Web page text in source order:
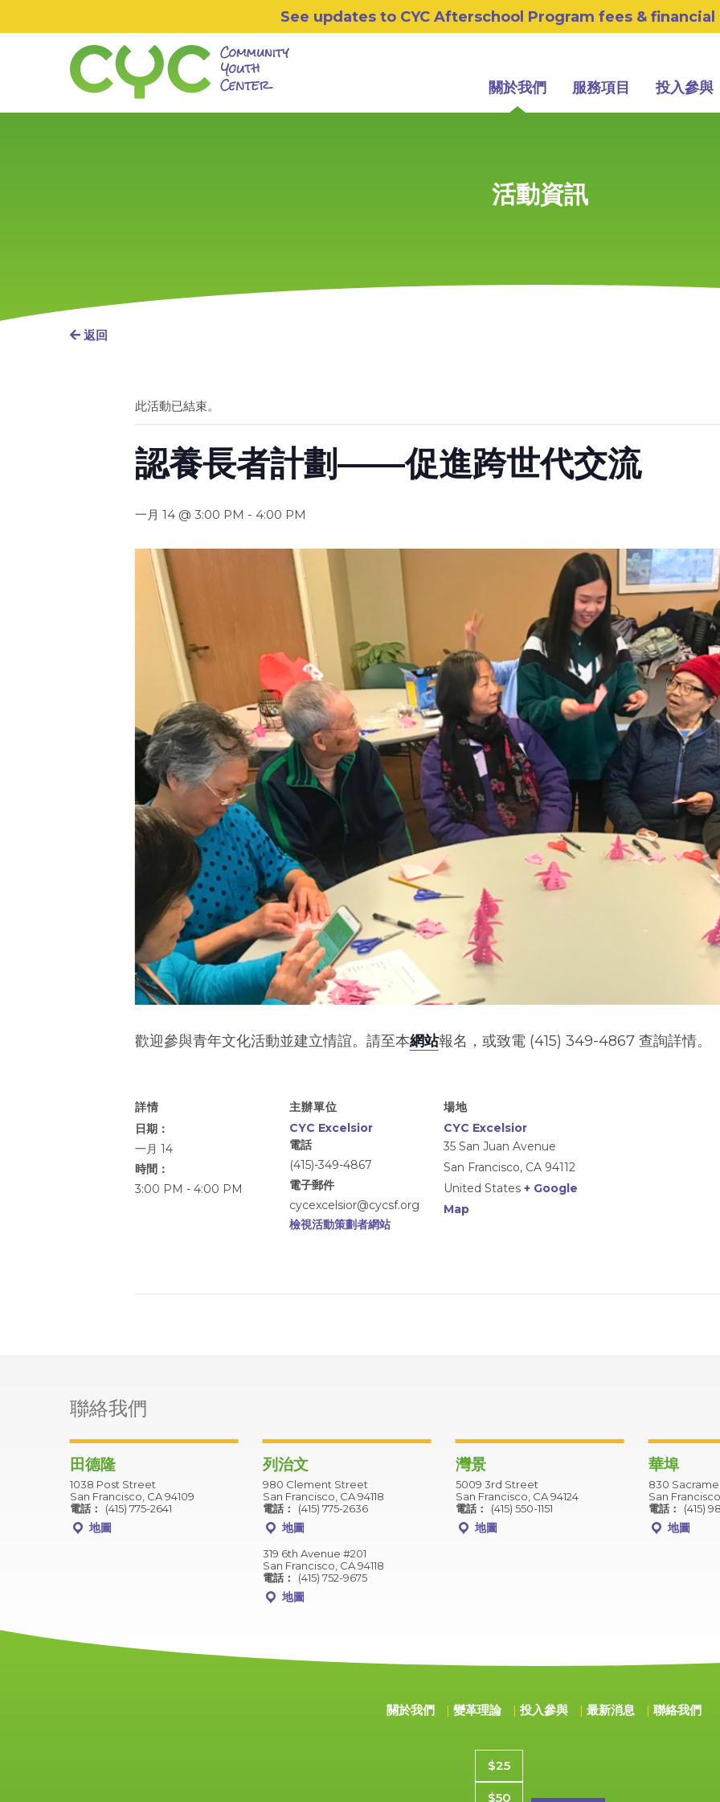
See updates to CYC Afterschool Program fees & financial
關於我們 服務項目 投入參與
活動資訊
返回
此活動已結束。
認養長者計劃——促進跨世代交流
一月 14 @ 3:00 PM - 4:00 PM
歡迎參與青年文化活動並建立情誼。請至本網站報名，或致電 (415) 349-4867 查詢詳情。
詳情
日期：
一月 14
時間：
3:00 PM - 4:00 PM
主辦單位
CYC Excelsior
電話
(415)-349-4867
電子郵件
cycexcelsior@cycsf.org
檢視活動策劃者網站
場地
CYC Excelsior
35 San Juan Avenue
San Francisco, CA 94112
United States + Google
Map
聯絡我們
田德隆
1038 Post Street
San Francisco, CA 94109
電話：
(415) 775-2641
地圖
列治文
980 Clement Street
San Francisco, CA 94118
電話：
(415) 775-2636
地圖
319 6th Avenue #201
San Francisco, CA 94118
電話：
(415) 752-9675
地圖
灣景
5009 3rd Street
San Francisco, CA 94124
電話：
(415) 550-1151
地圖
華埠
830
San
電話：
(415)
地圖
關於我們 變革理論 投入參與 最新消息 聯絡我們
捐款金額
$25
$50